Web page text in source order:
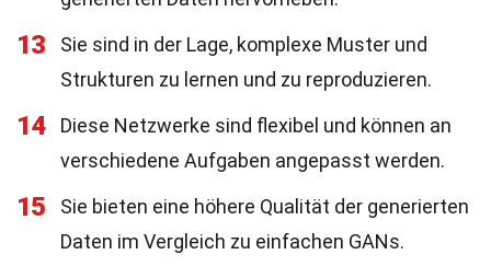
13
Sie sind in der Lage, komplexe Muster und
Strukturen zu lernen und zu reproduzieren.
14
Diese Netzwerke sind flexibel und können an
verschiedene Aufgaben angepasst werden.
15
Sie bieten eine höhere Qualität der generierten
Daten im Vergleich zu einfachen GANs.